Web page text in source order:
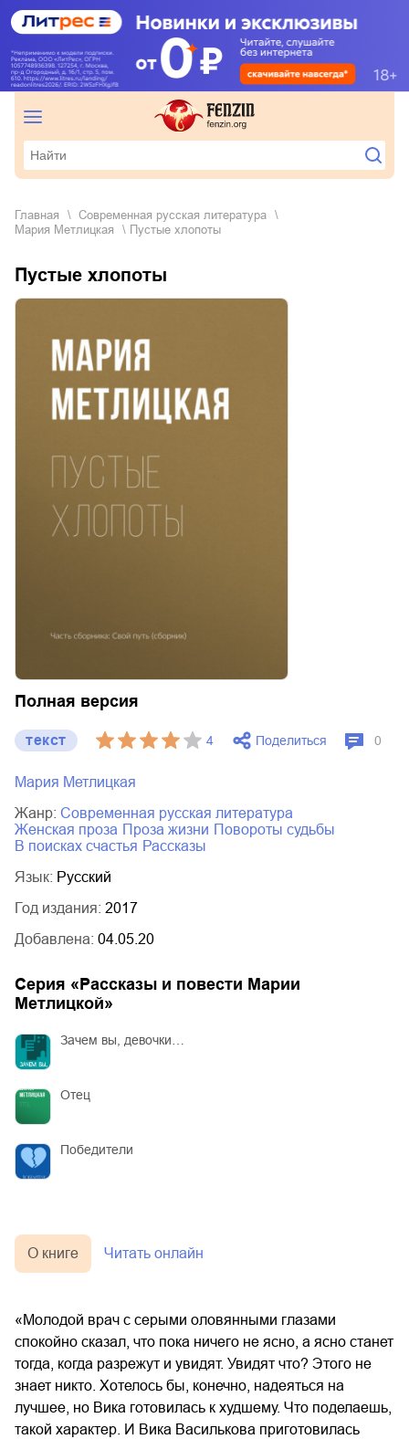
Главная
современная русская литература
Мария Метлицкая
Пустые хлопоты
Пустые хлопоты
Полная версия
текст 4 Поделиться 0
Мария Метлицкая
Жанр:
современная русская литература
женская проза
проза жизни
повороты судьбы
в поисках счастья
рассказы
Язык: Русский
Год издания: 2017
Добавлена: 04.05.20
Серия « Рассказы и повести Марии
Метлицкой»
Зачем вы, девочки…
Отец
Победители
О книге Читать онлайн
«Молодой врач с серыми оловянными глазами
спокойно сказал, что пока ничего не ясно, а ясно станет
тогда, когда разрежут и увидят. Увидят что? Этого не
знает никто. Хотелось бы, конечно, надеяться на
лучшее, но Вика готовилась к худшему. Что поделаешь,
такой характер. И Вика Василькова приготовилась